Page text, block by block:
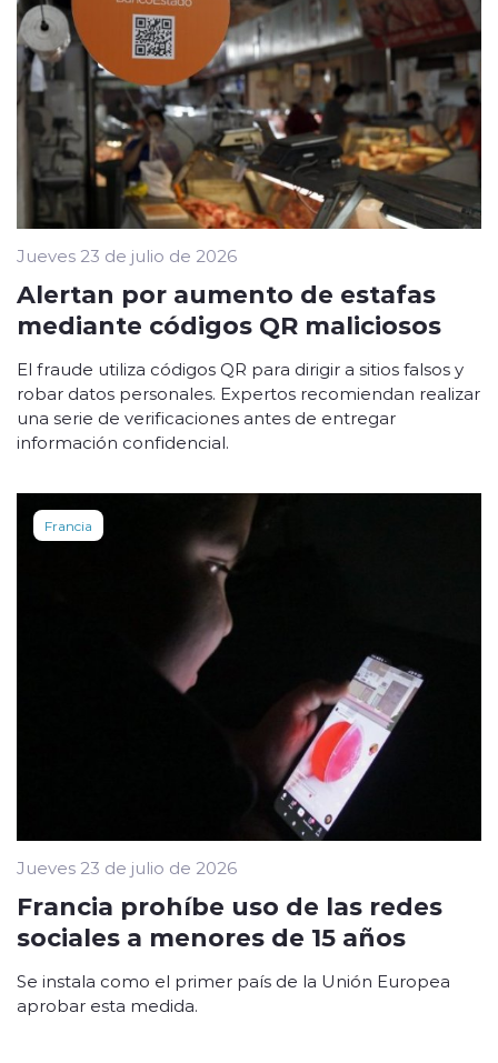
Jueves 23 de julio de 2026
Alertan por aumento de estafas
mediante códigos QR maliciosos
El fraude utiliza códigos QR para dirigir a sitios falsos y
robar datos personales. Expertos recomiendan realizar
una serie de verificaciones antes de entregar
información confidencial.
Francia
Jueves 23 de julio de 2026
Francia prohíbe uso de las redes
sociales a menores de 15 años
Se instala como el primer país de la Unión Europea
aprobar esta medida.